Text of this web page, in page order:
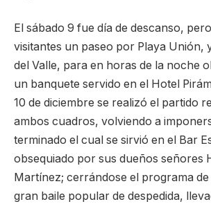
El sábado 9 fue día de descanso,
visitantes un paseo por Playa Unión,
del Valle, para en horas de la noche
un banquete servido en el Hotel
10 de diciembre se realizó el partido
ambos cuadros, volviendo a
terminado el cual se sirvió en el Bar
obsequiado por sus dueños señores
Martínez; cerrándose el programa
gran baile popular de despedida,